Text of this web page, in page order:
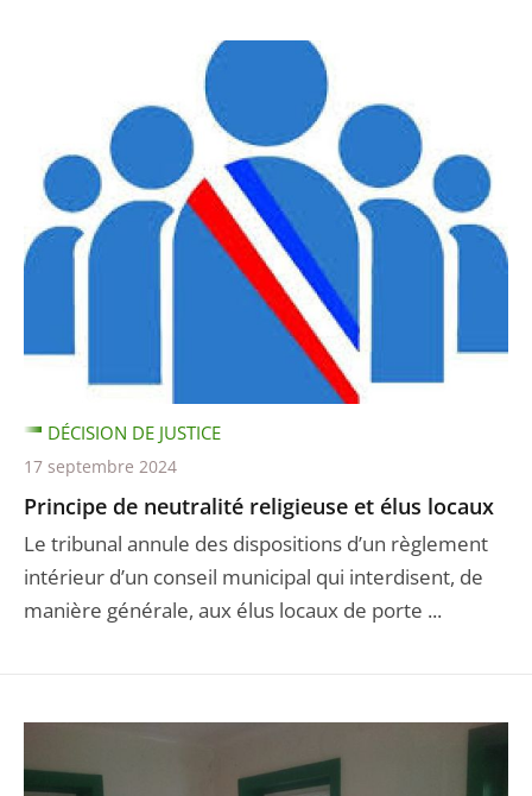
Principe de neutralité religieuse et élus locaux
Le tribunal annule des dispositions d’un règlement
intérieur d’un conseil municipal qui interdisent, de
manière générale, aux élus locaux de porte ...
DÉCISION DE JUSTICE
17 septembre 2024